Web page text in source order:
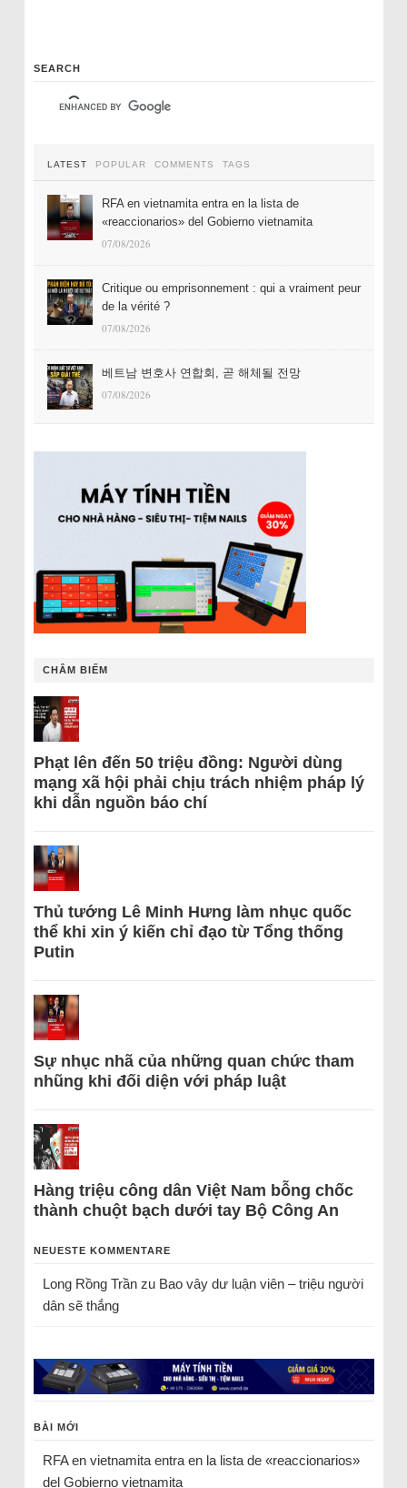
SEARCH
LATEST POPULAR COMMENTS TAGS
RFA en vietnamita entra en la lista de
«reaccionarios» del Gobierno vietnamita
07/08/2026
Critique ou emprisonnement : qui a vraiment peur
de la vérité ?
07/08/2026
베트남 변호사 연합회, 곧 해체될 전망
07/08/2026
CHÂM BIẾM
Phạt lên đến 50 triệu đồng: Người dùng
mạng xã hội phải chịu trách nhiệm pháp lý
khi dẫn nguồn báo chí
Thủ tướng Lê Minh Hưng làm nhục quốc
thể khi xin ý kiến chỉ đạo từ Tổng thống
Putin
Sự nhục nhã của những quan chức tham
nhũng khi đối diện với pháp luật
Hàng triệu công dân Việt Nam bỗng chốc
thành chuột bạch dưới tay Bộ Công An
NEUESTE KOMMENTARE
Long Rồng Trầnzu Bao vây dư luận viên – triệu người
dân sẽ thắng
BÀI MỚI
RFA en vietnamita entra en la lista de «reaccionarios»
del Gobierno vietnamita